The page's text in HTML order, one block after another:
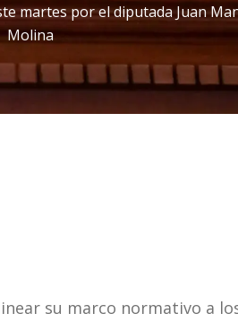
martes por el diputada Juan
Molina
su marco normativo a